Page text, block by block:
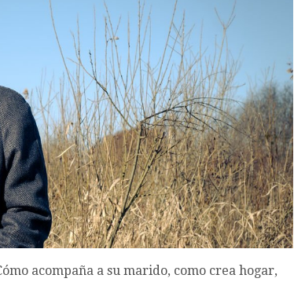
acompaña a su marido, como crea hogar,